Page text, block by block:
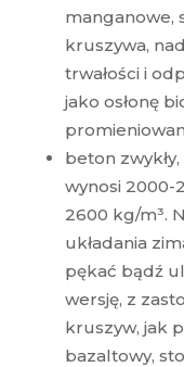
manganowe,
kruszywa,
trwałości i
jako osłonę
beton
wynosi 2000-
2600 kg/m³.
układania
pękać bądź
wersję, z
kruszyw, jak
bazaltowy,